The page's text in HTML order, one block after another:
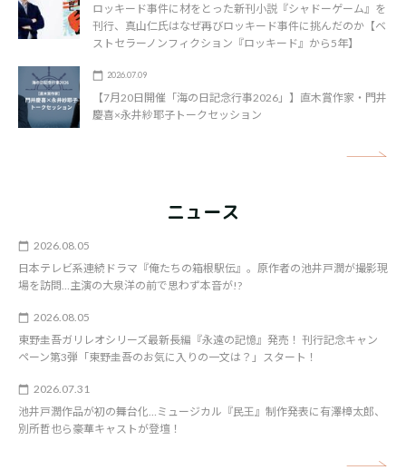
ロッキード事件に材をとった新刊小説『シャドーゲーム』を
刊行、真山仁氏はなぜ再びロッキード事件に挑んだのか【ベ
ストセラーノンフィクション『ロッキード』から5年】
2026.07.09
【7月20日開催「海の日記念行事2026」】直木賞作家・門井
慶喜×永井紗耶子トークセッション
ニュース
2026.08.05
日本テレビ系連続ドラマ『俺たちの箱根駅伝』。原作者の池井戸潤が撮影現
場を訪問…主演の大泉洋の前で思わず本音が!?
2026.08.05
東野圭吾ガリレオシリーズ最新長編『永遠の記憶』発売！ 刊行記念キャン
ペーン第3弾「東野圭吾のお気に入りの一文は？」スタート！
2026.07.31
池井戸潤作品が初の舞台化…ミュージカル『民王』制作発表に有澤樟太郎、
別所哲也ら豪華キャストが登壇！